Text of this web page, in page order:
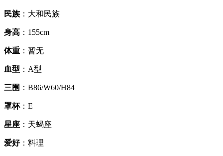
民族 ：大和民族
身高 ：155cm
体重 ：暂无
血型 ：A型
三围 ：B86/W60/H84
罩杯：E
星座 ：天蝎座
爱好：料理